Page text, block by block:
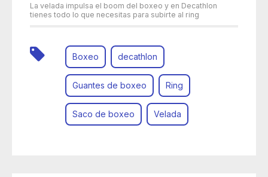
La velada impulsa el boom del boxeo y en Decathlon
tienes todo lo que necesitas para subirte al ring
Boxeo decathlon
Guantes de boxeo Ring
Saco de boxeo Velada